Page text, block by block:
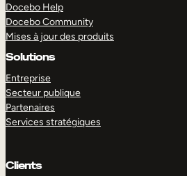
Docebo Help
Docebo Community
Mises à jour des produits
Solutions
Entreprise
Secteur publique
Partenaires
Services stratégiques
Clients